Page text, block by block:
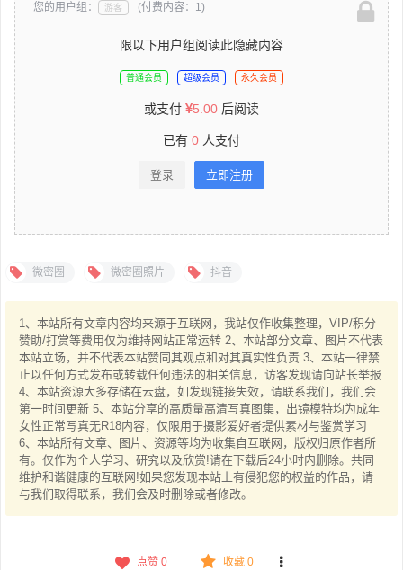
您的用户组： 游客 (付费内容：1)
限以下用户组阅读此隐藏内容
普通会员 超级会员 永久会员
或支付 5.00 后阅读
已有 0 人支付
登录 立即注册
微密圈 微密圈照片 抖音
1、本站所有文章内容均来源于互联网，我站仅作收集整理，VIP/积分
赞助/打赏等费用仅为维持网站正常运转 2、本站部分文章、图片不代表
本站立场，并不代表本站赞同其观点和对其真实性负责 3、本站一律禁
止以任何方式发布或转载任何违法的相关信息，访客发现请向站长举报
4、本站资源大多存储在云盘，如发现链接失效，请联系我们，我们会
第一时间更新 5、本站分享的高质量高清写真图集，出镜模特均为成年
女性正常写真无R18内容，仅限用于摄影爱好者提供素材与鉴赏学习
6、本站所有文章、图片、资源等均为收集自互联网，版权归原作者所
有。仅作为个人学习、研究以及欣赏!请在下载后24小时内删除。共同
维护和谐健康的互联网!如果您发现本站上有侵犯您的权益的作品，请
与我们取得联系，我们会及时删除或者修改。
点赞 0 收藏 0